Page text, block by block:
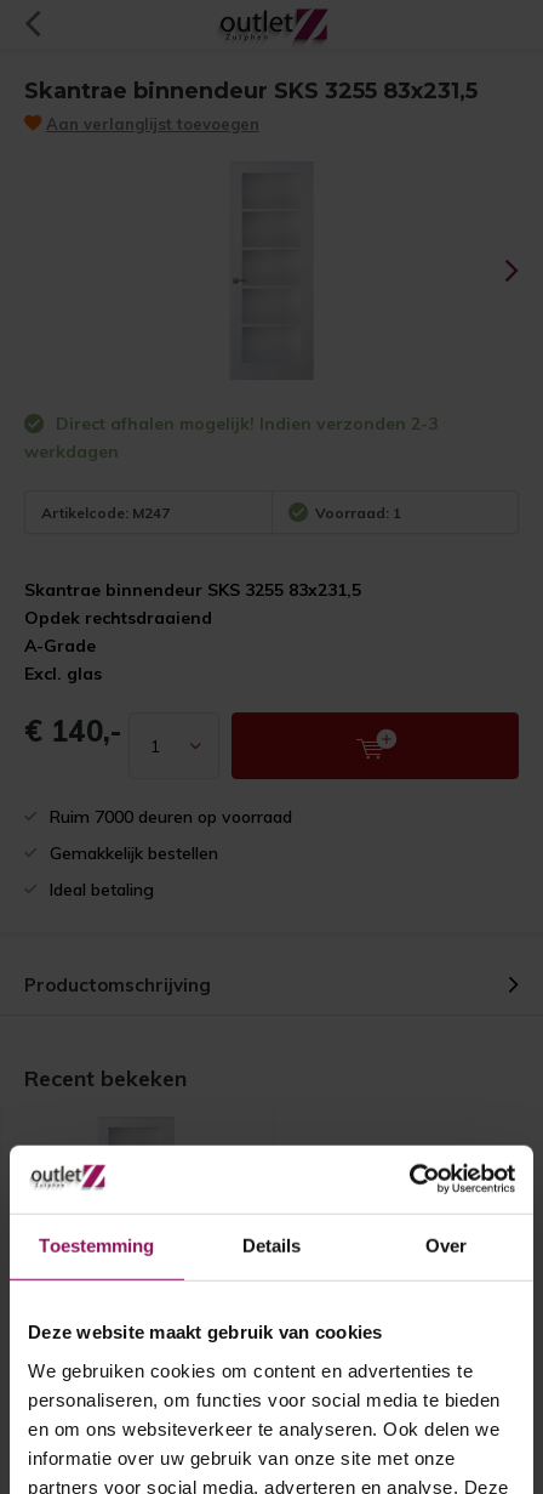
Toestemming Details Over
Deze website maakt gebruik van cookies
We gebruiken cookies om content en advertenties te
personaliseren, om functies voor social media te bieden
en om ons websiteverkeer te analyseren. Ook delen we
informatie over uw gebruik van onze site met onze
partners voor social media, adverteren en analyse. Deze
Skantrae binnendeur SKS 3255 83x231,5
Aan verlanglijst toevoegen
Direct afhalen mogelijk! Indien verzonden 2-3
werkdagen
Artikelcode: M247 Voorraad: 1
Skantrae binnendeur SKS 3255 83x231,5
Opdek rechtsdraaiend
A-Grade
Excl. glas
€ 140,-
Ruim 7000 deuren op voorraad
Gemakkelijk bestellen
Ideal betaling
Productomschrijving
Recent bekeken
Skantrae binnendeur SKS
3255 83x231,5
Skantrae binnendeur SKS 3255
83x231,5
Opdek rechtsdraaiend
A-Grade